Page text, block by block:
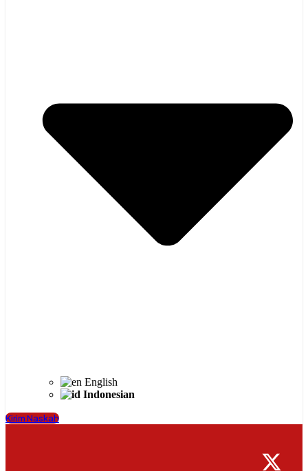
English
Indonesian
Kirim Naskah